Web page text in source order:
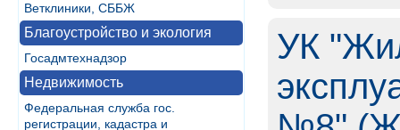
Ветклиники, СББЖ
Благоустройство и экология
Госадмтехнадзор
Недвижимость
Федеральная служба гос.
регистрации, кадастра и
УК